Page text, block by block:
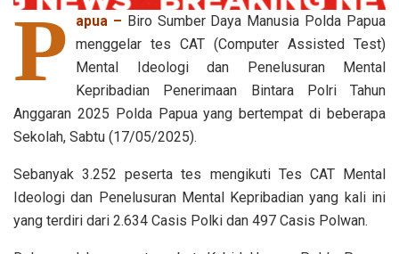
P apua – Biro Sumber Daya Manusia Polda Papua
menggelar tes CAT (Computer Assisted Test)
Mental Ideologi dan Penelusuran Mental
Kepribadian Penerimaan Bintara Polri Tahun
Anggaran 2025 Polda Papua yang bertempat di beberapa
Sekolah, Sabtu (17/05/2025).
Sebanyak 3.252 peserta tes mengikuti Tes CAT Mental
Ideologi dan Penelusuran Mental Kepribadian yang kali ini
yang terdiri dari 2.634 Casis Polki dan 497 Casis Polwan.